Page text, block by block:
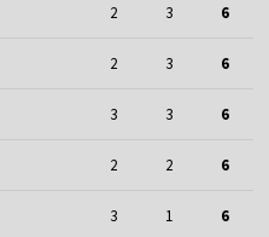
2 3 6
2 3 6
3 3 6
2 2 6
3 1 6